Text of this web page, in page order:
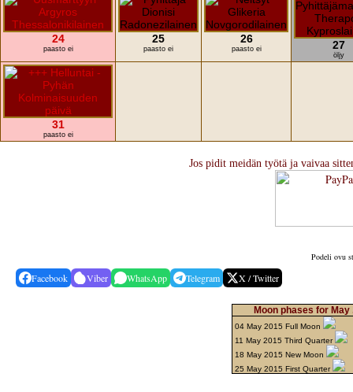
24
paasto ei
25
paasto ei
26
paasto ei 27
öljy
31
paasto ei
Jos pidit meidän työtä ja vaivaa
Podeli ovu
Facebook Viber WhatsApp Telegram X / Twitter
Moon phases for May
04 May 2015 Full Moon
11 May 2015 Third Quarter
18 May 2015 New Moon
25 May 2015 First Quarter